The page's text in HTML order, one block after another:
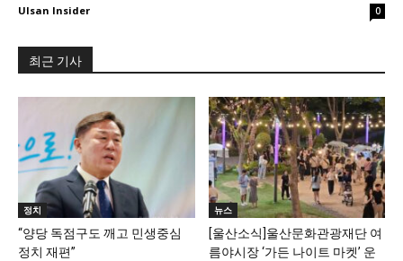
Ulsan Insider 0
최근 기사
정치
“양당 독점구도 깨고 민생중심
정치 재편”
뉴스
[울산소식]울산문화관광재단 여
름야시장 ‘가든 나이트 마켓’ 운